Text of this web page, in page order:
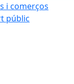
i comerços
públic